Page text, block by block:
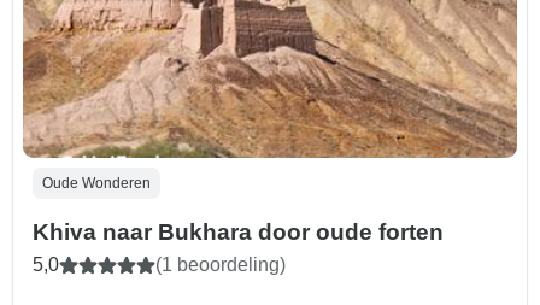
Oude Wonderen
Khiva naar Bukhara door oude forten
5,0 (1 beoordeling)